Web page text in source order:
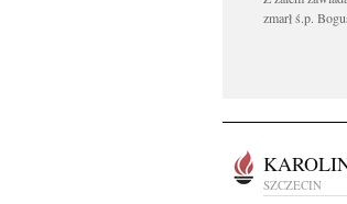
zmarł ś.p.
SZCZECIN